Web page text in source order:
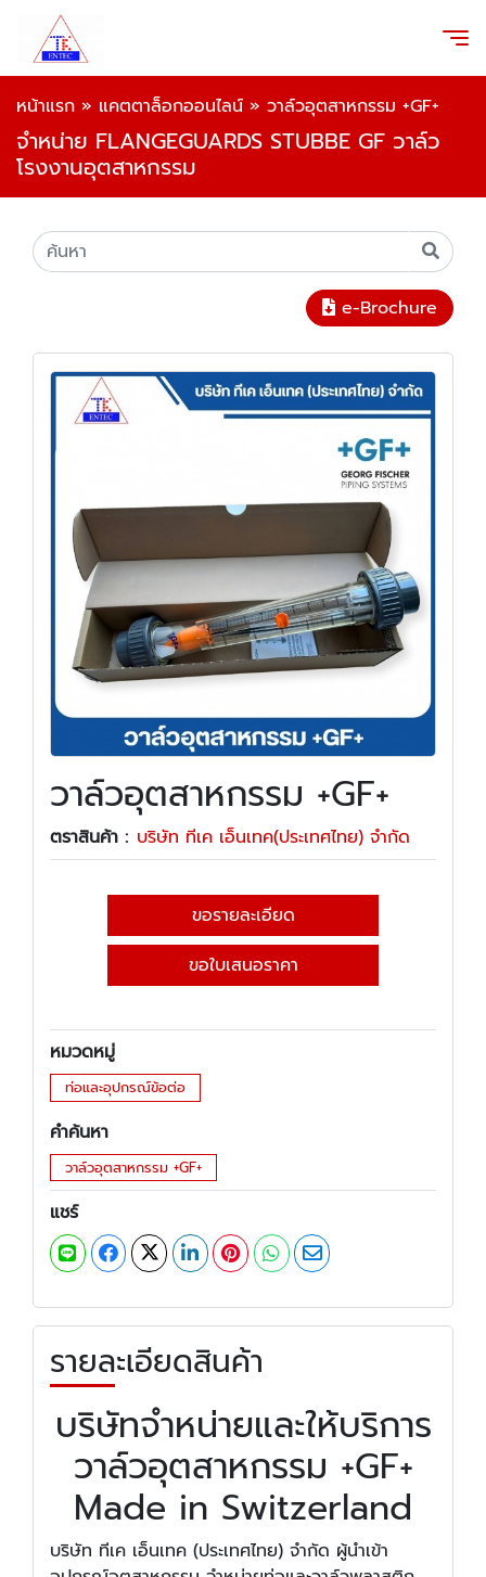
หน้าแรก » แคตตาล็อกออนไลน์ » วาล์วอุตสาหกรรม +GF+
จำหน่าย FLANGEGUARDS STUBBE GF วาล์ว
โรงงานอุตสาหกรรม
e-Brochure
วาล์วอุตสาหกรรม +GF+
ตราสินค้า : บริษัท ทีเค เอ็นเทค(ประเทศไทย) จำกัด
ขอรายละเอียด
ขอใบเสนอราคา
หมวดหมู่
ท่อและอุปกรณ์ข้อต่อ
คำค้นหา
วาล์วอุตสาหกรรม +GF+
แชร์
รายละเอียดสินค้า
บริษัทจำหน่ายและให้บริการ
วาล์วอุตสาหกรรม +GF+
Made in Switzerland
บริษัท ทีเค เอ็นเทค (ประเทศไทย) จำกัด ผู้นำเข้า